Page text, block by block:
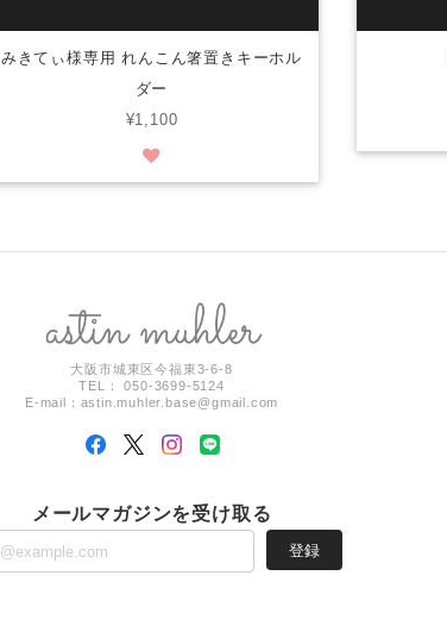
みきてぃ様専用 れんこん箸置きキーホル
ダー
¥1,100
大阪市城東区今福東3-6-8
TEL： 050-3699-5124
E-mail： astin.muhler.base@gmail.com
メールマガジンを受け取る
登録